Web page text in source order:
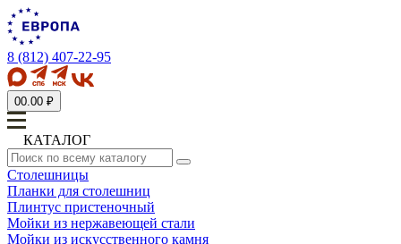
8 (812) 407-22-95
00.00 ₽
КАТАЛОГ
Столешницы
Планки для столешниц
Плинтус пристеночный
Мойки из нержавеющей стали
Мойки из искусственного камня